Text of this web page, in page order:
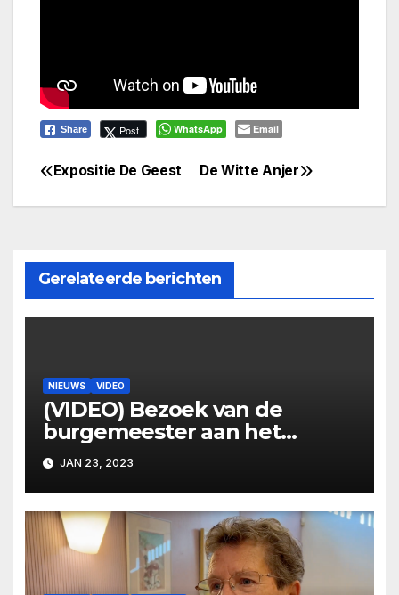
Share Post WhatsApp Email
Bericht
navigatie
De Witte Anjer
Expositie De Geest
Gerelateerde berichten
NIEUWS VIDEO
(VIDEO) Bezoek van de
burgemeester aan het
Loosduins museum
JAN 23, 2023